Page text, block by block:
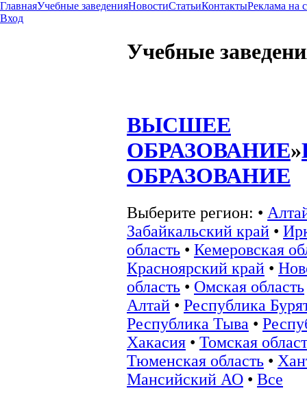
ГлавнаяУчебные заведенияНовостиСтатьиКонтактыРеклама на
Вход
Учебные
ВЫСШЕЕ
ОБРАЗОВАНИЕ»
ОБРАЗОВАНИЕ
Выберите регион: •
Забайкальский край •
область • Кемеровская
Красноярский край •
область • Омская область
Алтай • Республика
Республика Тыва •
Хакасия • Томская
Тюменская область •
Мансийский АО • Все